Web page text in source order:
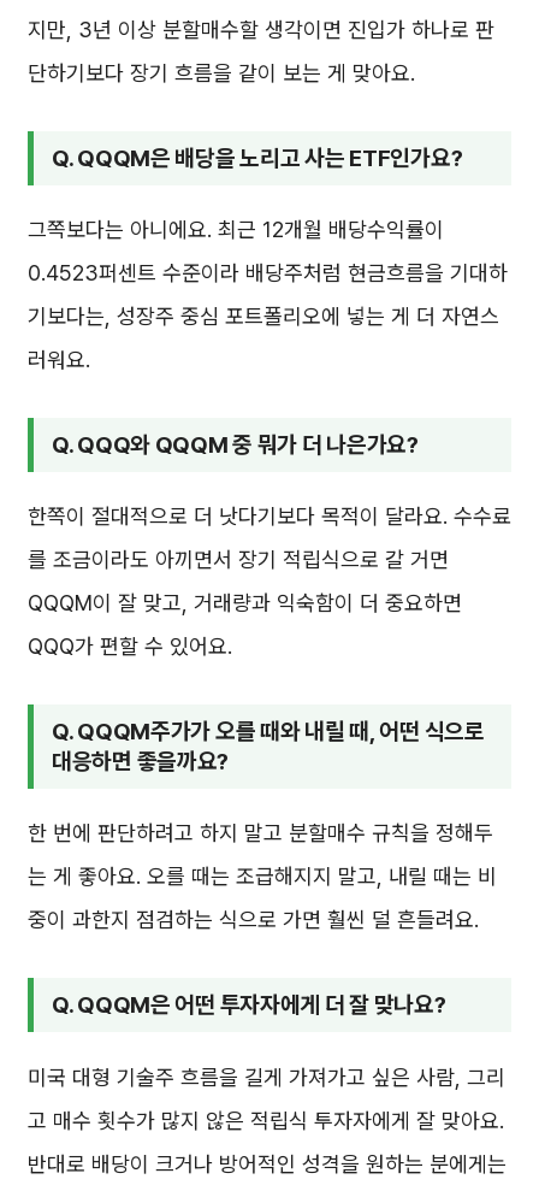
지만, 3년 이상 분할매수할 생각이면 진입가 하나로 판
단하기보다 장기 흐름을 같이 보는 게 맞아요.
Q. QQQM은 배당을 노리고 사는 ETF인가요?
그쪽보다는 아니에요. 최근 12개월 배당수익률이
0.4523퍼센트 수준이라 배당주처럼 현금흐름을 기대하
기보다는, 성장주 중심 포트폴리오에 넣는 게 더 자연스
러워요.
Q. QQQ와 QQQM 중 뭐가 더 나은가요?
한쪽이 절대적으로 더 낫다기보다 목적이 달라요. 수수료
를 조금이라도 아끼면서 장기 적립식으로 갈 거면
QQQM이 잘 맞고, 거래량과 익숙함이 더 중요하면
QQQ가 편할 수 있어요.
Q. QQQM주가가 오를 때와 내릴 때, 어떤 식으로
대응하면 좋을까요?
한 번에 판단하려고 하지 말고 분할매수 규칙을 정해두
는 게 좋아요. 오를 때는 조급해지지 말고, 내릴 때는 비
중이 과한지 점검하는 식으로 가면 훨씬 덜 흔들려요.
Q. QQQM은 어떤 투자자에게 더 잘 맞나요?
미국 대형 기술주 흐름을 길게 가져가고 싶은 사람, 그리
고 매수 횟수가 많지 않은 적립식 투자자에게 잘 맞아요.
반대로 배당이 크거나 방어적인 성격을 원하는 분에게는